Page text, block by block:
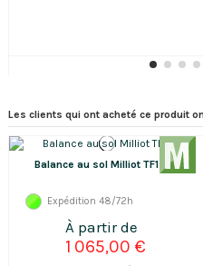
Les clients qui ont acheté ce produit
Balance au sol Milliot TF1212
Expédition 48/72h
1 065,00 €